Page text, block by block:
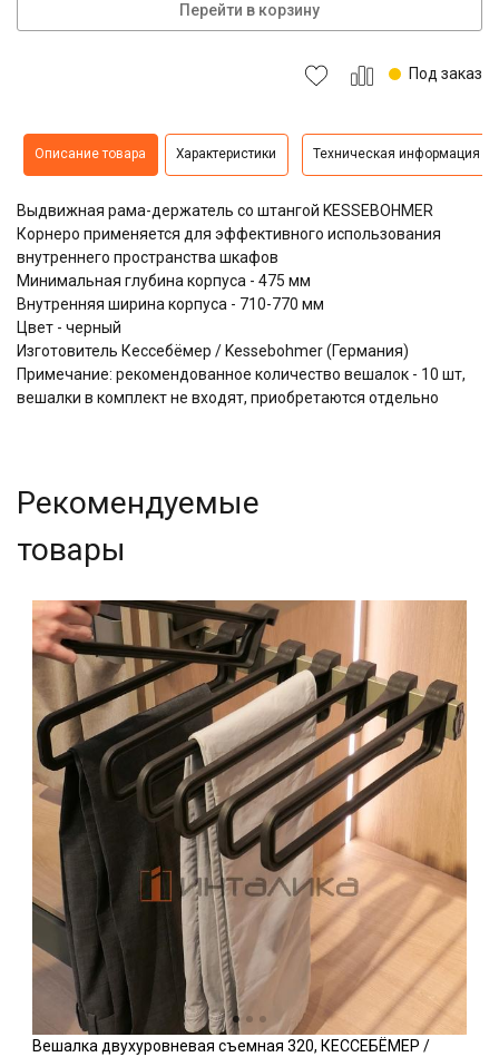
Перейти в корзину
Под заказ
Описание товара Характеристики Техническая информация
Выдвижная рама-держатель со штангой KESSEBOHMER
Корнеро применяется для эффективного использования
внутреннего пространства шкафов
Минимальная глубина корпуса - 475 мм
Внутренняя ширина корпуса - 710-770 мм
Цвет - черный
Изготовитель Кессебёмер / Kessebohmer (Германия)
Примечание: рекомендованное количество вешалок - 10 шт,
вешалки в комплект не входят, приобретаются отдельно
Рекомендуемые
товары
Вешалка двухуровневая съемная 320, КЕССЕБЁМЕР /